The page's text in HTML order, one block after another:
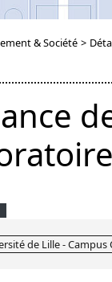
& Société >
de Lille -